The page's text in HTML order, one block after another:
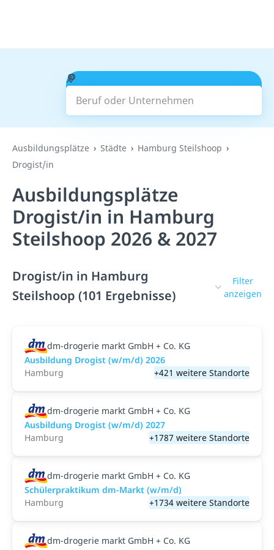
Beruf oder Unternehmen
Suchen
Ausbildungsplätze Städte
Hamburg Steilshoop
Drogist/in
Ausbildungsplätze
Drogist/in in Hamburg
Steilshoop 2026 & 2027
Drogist/in in Hamburg
Steilshoop (101 Ergebnisse)
Filter
anzeigen
dm-drogerie markt GmbH + Co. KG
Ausbildung Drogist (w/m/d) 2026
Hamburg
+421 weitere Standorte
dm-drogerie markt GmbH + Co. KG
Ausbildung Drogist (w/m/d) 2027
Hamburg
+1787 weitere Standorte
dm-drogerie markt GmbH + Co. KG
Schülerpraktikum dm-Markt (w/m/d)
Hamburg
+1734 weitere Standorte
dm-drogerie markt GmbH + Co. KG